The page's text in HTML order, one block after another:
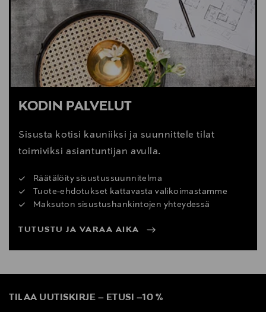
webshop@gubi.com
KODIN PALVELUT
Sisusta kotisi kauniiksi ja suunnittele tilat
toimiviksi asiantuntijan avulla.
Räätälöity sisustussuunnitelma
Tuote-ehdotukset kattavasta valikoimastamme
Maksuton sisustushankintojen yhteydessä
TUTUSTU JA VARAA AIKA
TILAA UUTISKIRJE – ETUSI –10 %